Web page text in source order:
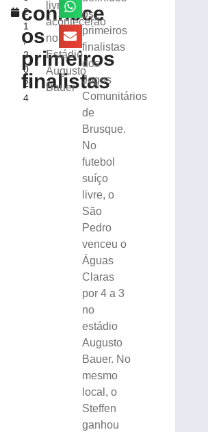
2
1
,
2
0
2
4
conhece
os
primeiros
finalistas
livre
acontecerão
no
Estádio
Augusto
Bauer
os
primeiros
finalistas
dos
Jogos
Comunitários
de
Brusque.
No
futebol
suíço
livre, o
São
Pedro
venceu o
Águas
Claras
por 4 a 3
no
estádio
Augusto
Bauer. No
mesmo
local, o
Steffen
ganhou